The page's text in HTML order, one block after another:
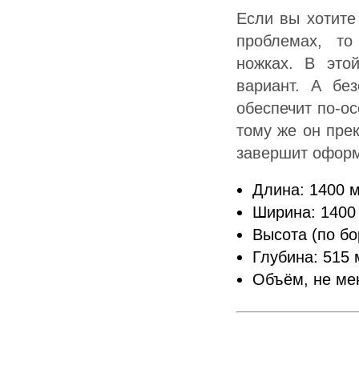
Если вы
проблемах,
ножках. В
вариант. А
обеспечит по-
тому же он
завершит
Длина: 1400
Ширина:
Высота (по
Глубина: 515
Объём, не